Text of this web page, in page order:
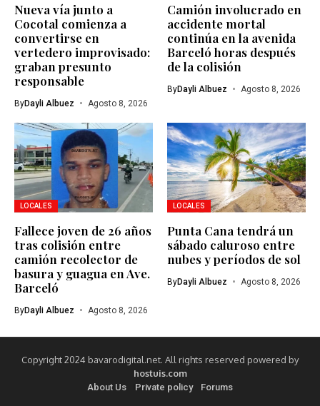
Nueva vía junto a
Cocotal comienza a
convertirse en
vertedero improvisado:
graban presunto
responsable
ByDayli Albuez Agosto 8, 2026
Camión involucrado en
accidente mortal
continúa en la avenida
Barceló horas después
de la colisión
ByDayli Albuez Agosto 8, 2026
LOCALES
Fallece joven de 26 años
tras colisión entre
camión recolector de
basura y guagua en Ave.
Barceló
ByDayli Albuez Agosto 8, 2026
LOCALES
Punta Cana tendrá un
sábado caluroso entre
nubes y períodos de sol
ByDayli Albuez Agosto 8, 2026
Copyright 2024 bavarodigital.net. All rights reserved powered by
hostuis.com
About Us Private policy Forums